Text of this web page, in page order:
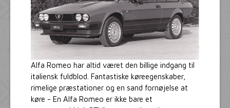
Alfa Romeo har altid været den billige indgang til
italiensk fuldblod. Fantastiske køreegenskaber,
rimelige præstationer og en sand fornøjelse at
køre - En Alfa Romeo er ikke bare et